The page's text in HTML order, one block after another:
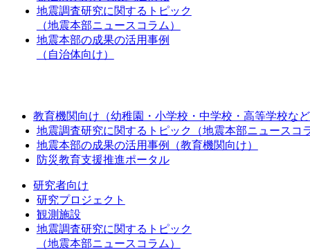
地震調査研究に関するトピック
（地震本部ニュースコラム）
地震本部の成果の活用事例
（自治体向け）
教育機関向け（幼稚園・小学校・中学校・高等学校な
地震調査研究に関するトピック（地震本部ニュースコ
地震本部の成果の活用事例（教育機関向け）
防災教育支援推進ポータル
研究者向け
研究プロジェクト
観測施設
地震調査研究に関するトピック
（地震本部ニュースコラム）